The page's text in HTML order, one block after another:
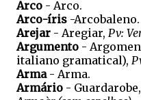
Arco - Arco.
Arco-íris -Arcobaleno.
Arejar - Aregiar, Pv:
Argumento -
italiano gramatical),
Arma- Arma.
Armário - Guardarobe,